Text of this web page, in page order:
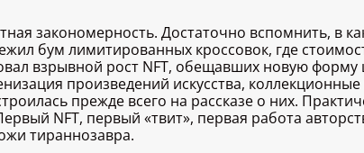
закономерность. Достаточно вспомнить, в
бум лимитированных кроссовок, где
взрывной рост NFT, обещавших новую форму
произведений искусства,
прежде всего на рассказе о них.
NFT, первый «твит», первая работа
тираннозавра.